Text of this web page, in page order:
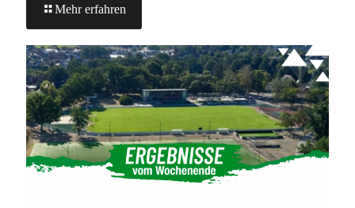
Mehr erfahren